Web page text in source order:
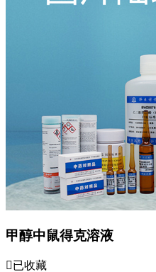
甲醇中鼠得克溶液
已收藏